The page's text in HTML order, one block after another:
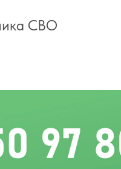
СВО